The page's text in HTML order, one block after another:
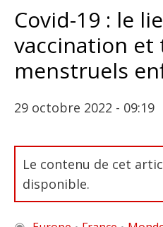
Covid-19 : le
vaccination et
menstruels
29 octobre 2022 - 09:19
Le contenu de cet
disponible.